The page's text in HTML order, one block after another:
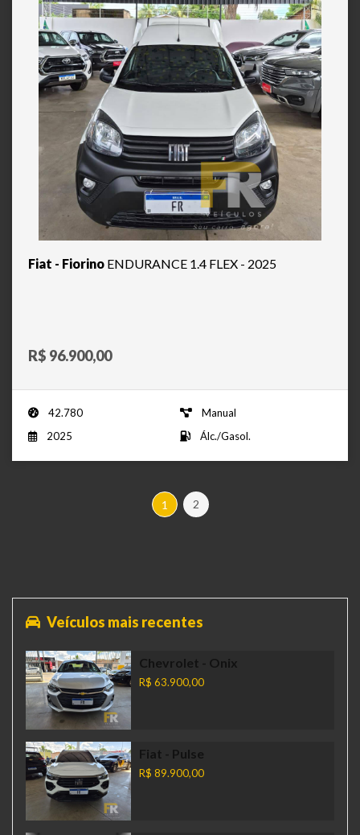
Fiat - Fiorino ENDURANCE 1.4 FLEX - 2025
R$ 96.900,00
42.780
Manual
2025
Álc./Gasol.
1 2
Veículos mais recentes
Chevrolet - Onix
R$ 63.900,00
Fiat - Pulse
R$ 89.900,00